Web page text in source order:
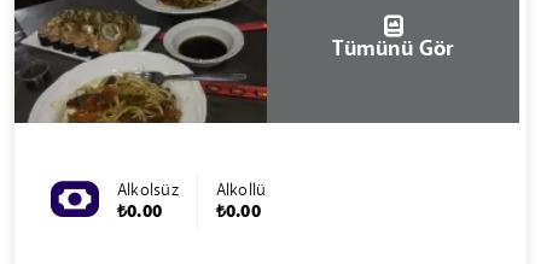
Tümünü Gör
Alkolsüz
₺0.00
Alkollü
₺0.00